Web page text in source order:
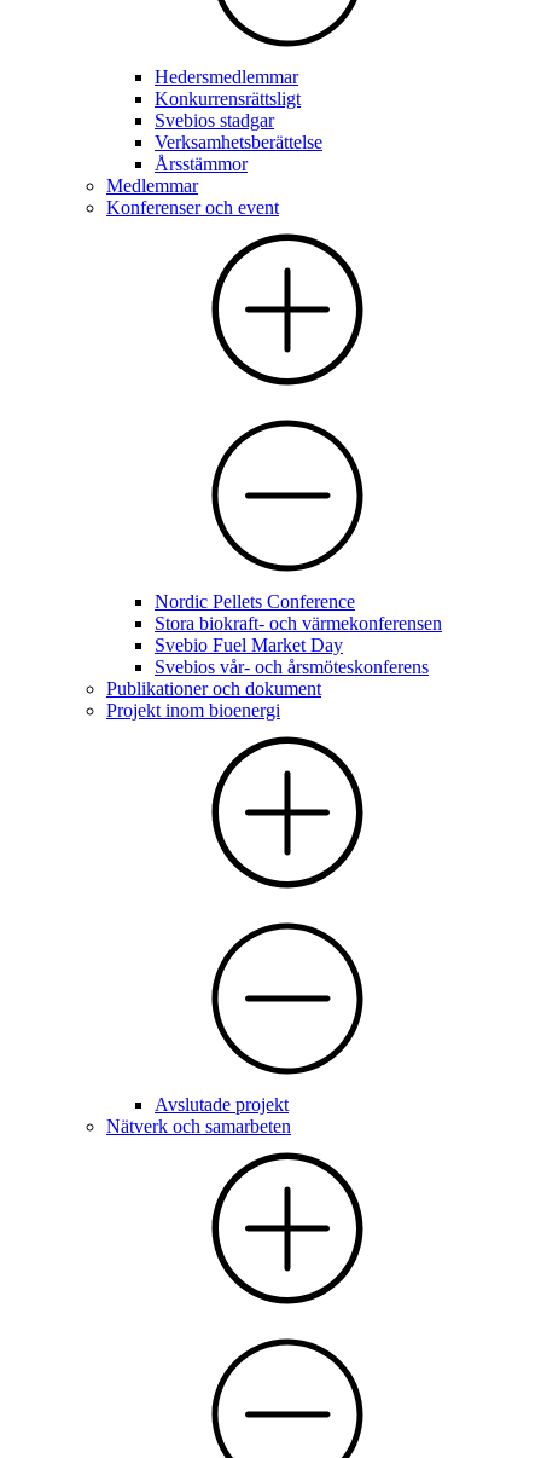
Hedersmedlemmar
Konkurrensrättsligt
Svebios stadgar
Verksamhetsberättelse
Årsstämmor
Medlemmar
Konferenser och event
Nordic Pellets Conference
Stora biokraft- och värmekonferensen
Svebio Fuel Market Day
Svebios vår- och årsmöteskonferens
Publikationer och dokument
Projekt inom bioenergi
Avslutade projekt
Nätverk och samarbeten